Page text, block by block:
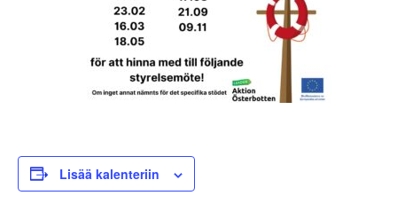
Lisää kalenteriin